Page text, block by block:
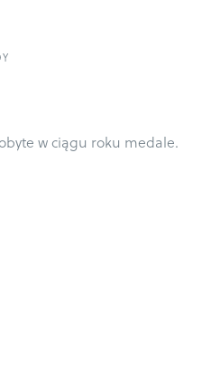
w ciągu roku medale.